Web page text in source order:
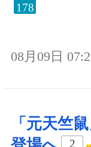
178
08月09日
「元天竺
2